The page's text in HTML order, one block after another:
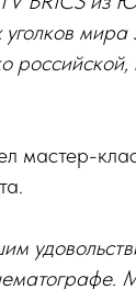
мастер-